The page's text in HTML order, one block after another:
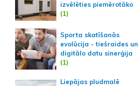
izvēlēties piemērotāko
(1)
Sporta skatīšanās
evolūcija - tiešraides un
digitālo datu sinerģija
(1)
Liepājas pludmalē